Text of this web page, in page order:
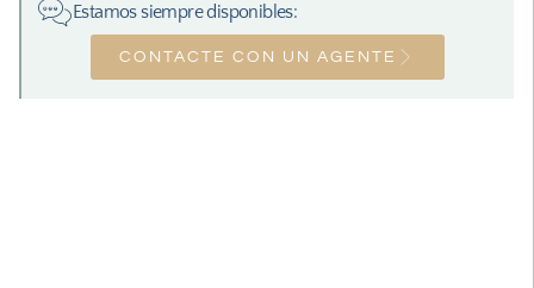
Estamos siempre disponibles:
CONTACTE CON UN AGENTE